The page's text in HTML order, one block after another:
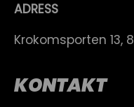
ADRESS
Krokomsporten 13,
KONTAKT